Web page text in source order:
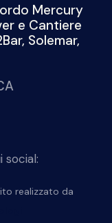
Mercury
e Cantiere
Solemar,
realizzato da
social: